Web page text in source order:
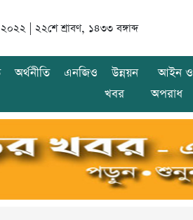
| ২২শে শ্রাবণ, ১৪৩৩ বঙ্গাব্দ
অর্থনীতি এনজিও
উন্নয়ন
খবর
আইন ও
অপরাধ